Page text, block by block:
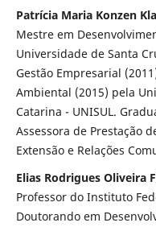
Patrícia Maria Konzen
Mestre em
Universidade de Santa
Gestão Empresarial
Ambiental (2015) pela
Catarina - UNISUL.
Assessora de Prestação
Extensão e Relações
Elias Rodrigues Oliveira
Professor do Instituto
Doutorando em